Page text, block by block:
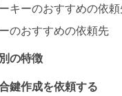
キーのおすすめの依
のおすすめの依頼先
の特徴
鍵作成を依頼する